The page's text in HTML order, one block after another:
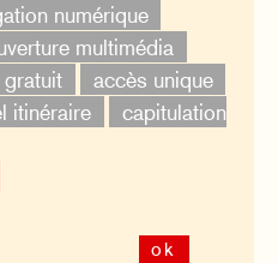
numérique
multimédia
accès unique
itinéraire
capitulation
ok